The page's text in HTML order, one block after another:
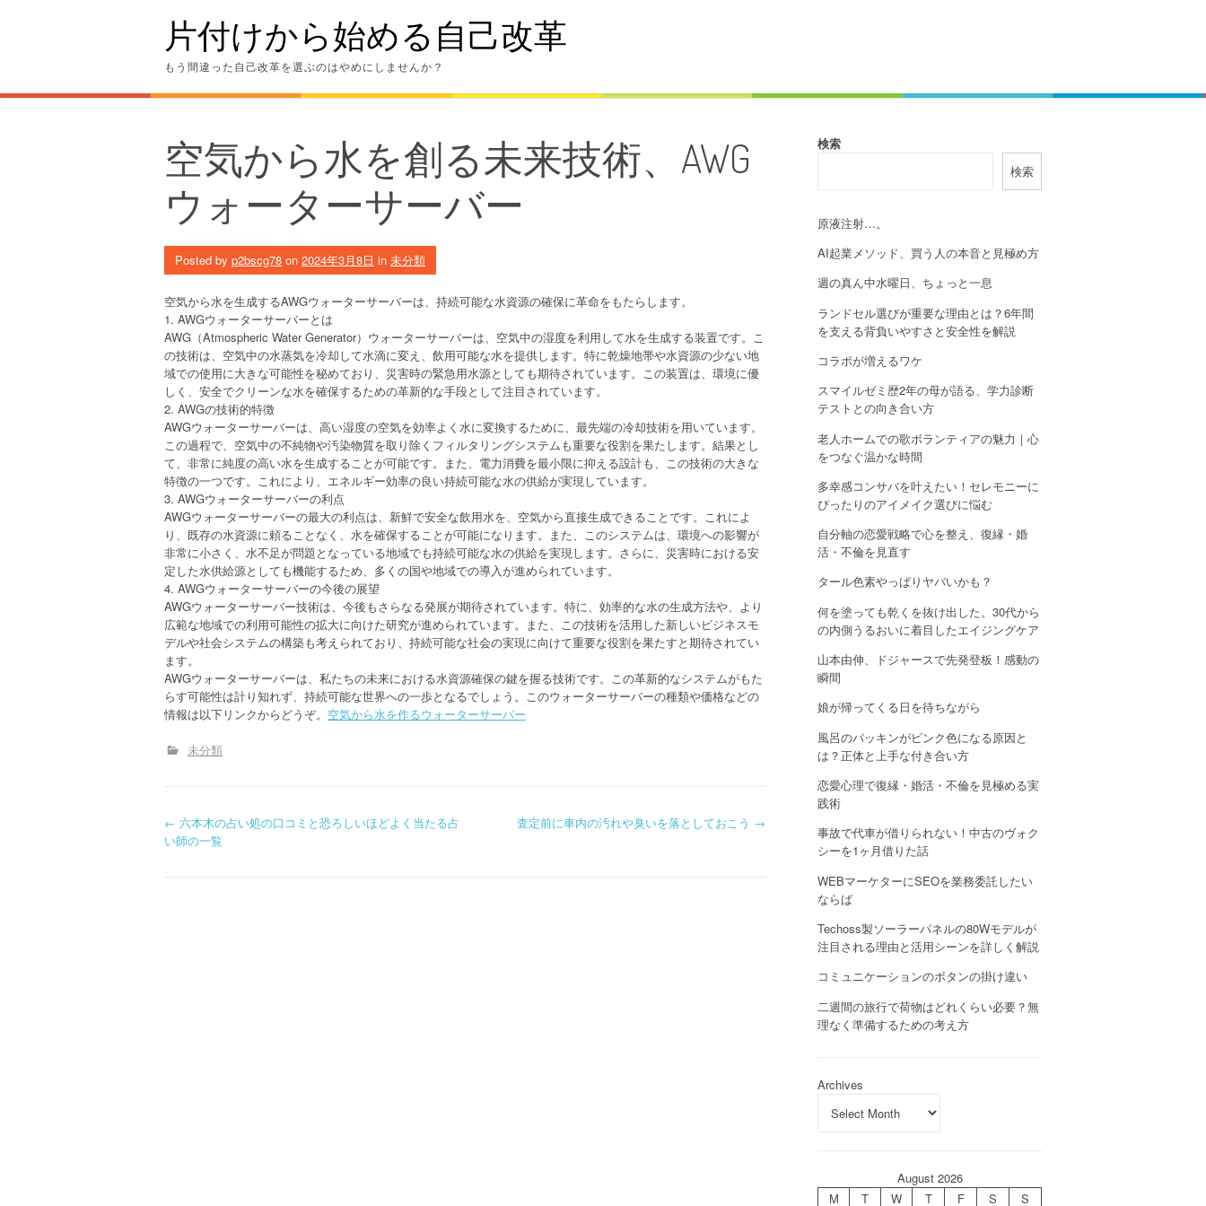
片付けから始める自己改革
もう間違った自己改革を選ぶのはやめにしませんか？
空気から水を創る未来技術、AWG
ウォーターサーバー
Posted by p2bscg78 on 2024年3月8日 in 未分類
空気から水を生成するAWGウォーターサーバーは、持続可能な水資源の確保に革命をもたらします。
1. AWGウォーターサーバーとは
AWG（Atmospheric Water Generator）ウォーターサーバーは、空気中の湿度を利用して水を生成する装置です。こ
の技術は、空気中の水蒸気を冷却して水滴に変え、飲用可能な水を提供します。特に乾燥地帯や水資源の少ない地
域での使用に大きな可能性を秘めており、災害時の緊急用水源としても期待されています。この装置は、環境に優
しく、安全でクリーンな水を確保するための革新的な手段として注目されています。
2. AWGの技術的特徴
AWGウォーターサーバーは、高い湿度の空気を効率よく水に変換するために、最先端の冷却技術を用いています。
この過程で、空気中の不純物や汚染物質を取り除くフィルタリングシステムも重要な役割を果たします。結果とし
て、非常に純度の高い水を生成することが可能です。また、電力消費を最小限に抑える設計も、この技術の大きな
特徴の一つです。これにより、エネルギー効率の良い持続可能な水の供給が実現しています。
3. AWGウォーターサーバーの利点
AWGウォーターサーバーの最大の利点は、新鮮で安全な飲用水を、空気から直接生成できることです。これによ
り、既存の水資源に頼ることなく、水を確保することが可能になります。また、このシステムは、環境への影響が
非常に小さく、水不足が問題となっている地域でも持続可能な水の供給を実現します。さらに、災害時における安
定した水供給源としても機能するため、多くの国や地域での導入が進められています。
4. AWGウォーターサーバーの今後の展望
AWGウォーターサーバー技術は、今後もさらなる発展が期待されています。特に、効率的な水の生成方法や、より
広範な地域での利用可能性の拡大に向けた研究が進められています。また、この技術を活用した新しいビジネスモ
デルや社会システムの構築も考えられており、持続可能な社会の実現に向けて重要な役割を果たすと期待されてい
ます。
AWGウォーターサーバーは、私たちの未来における水資源確保の鍵を握る技術です。この革新的なシステムがもた
らす可能性は計り知れず、持続可能な世界への一歩となるでしょう。このウォーターサーバーの種類や価格などの
情報は以下リンクからどうぞ。 空気から水を作るウォーターサーバー
未分類
P
← 六本木の占い処の口コミと恐ろしいほどよく当たる占
い師の一覧
査定前に車内の汚れや臭いを落としておこう →
検索
検索
原液注射…。
AI起業メソッド、買う人の本音と見極め方
週の真ん中水曜日、ちょっと一息
ランドセル選びが重要な理由とは？6年間
を支える背負いやすさと安全性を解説
コラボが増えるワケ
スマイルゼミ歴2年の母が語る、学力診断
テストとの向き合い方
老人ホームでの歌ボランティアの魅力｜心
をつなぐ温かな時間
多幸感コンサバを叶えたい！セレモニーに
ぴったりのアイメイク選びに悩む
自分軸の恋愛戦略で心を整え、復縁・婚
活・不倫を見直す
タール色素やっぱりヤバいかも？
何を塗っても乾くを抜け出した。30代から
の内側うるおいに着目したエイジングケア
山本由伸、ドジャースで先発登板！感動の
瞬間
娘が帰ってくる日を待ちながら
風呂のパッキンがピンク色になる原因と
は？正体と上手な付き合い方
恋愛心理で復縁・婚活・不倫を見極める実
践術
事故で代車が借りられない！中古のヴォク
シーを1ヶ月借りた話
WEBマーケターにSEOを業務委託したい
ならば
Techoss製ソーラーパネルの80Wモデルが
注目される理由と活用シーンを詳しく解説
コミュニケーションのボタンの掛け違い
二週間の旅行で荷物はどれくらい必要？無
理なく準備するための考え方
Archives
August 2026
M
T W T F S S